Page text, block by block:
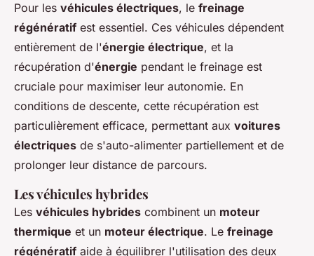
Pour les véhicules électriques, le freinage
régénératif est essentiel. Ces véhicules dépendent
entièrement de l'énergie électrique, et la
récupération d'énergie pendant le freinage est
cruciale pour maximiser leur autonomie. En
conditions de descente, cette récupération est
particulièrement efficace, permettant aux voitures
électriques de s'auto-alimenter partiellement et de
prolonger leur distance de parcours.
Les véhicules hybrides
Les véhicules hybrides combinent un moteur
thermique et un moteur électrique. Le freinage
régénératif aide à équilibrer l'utilisation des deux